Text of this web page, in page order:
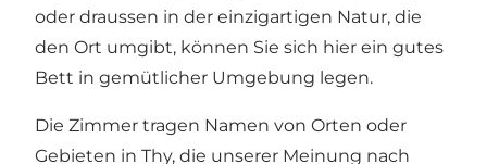
oder draussen in der einzigartigen Natur, die
den Ort umgibt, können Sie sich hier ein gutes
Bett in gemütlicher Umgebung legen.
Die Zimmer tragen Namen von Orten oder
Gebieten in Thy, die unserer Meinung nach